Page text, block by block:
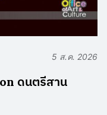
5 ส.ค. 2026
ดนตรีสาน